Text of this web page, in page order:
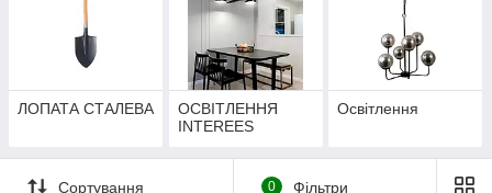
ЛОПАТА СТАЛЕВА
ОСВІТЛЕННЯ
INTEREES
Освітлення
Сортування 0 Фільтри